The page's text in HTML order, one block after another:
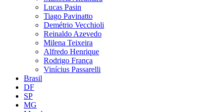
Lucas Pasin
Tiago Pavinatto
Demétrio Vecchioli
Reinaldo Azevedo
Milena Teixeira
Alfredo Henrique
Rodrigo França
Vinícius Passarelli
Brasil
DF
SP
MG